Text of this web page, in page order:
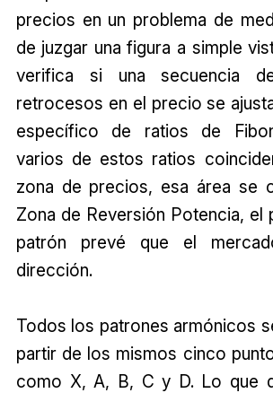
precios en un problema de
de juzgar una figura a simple
verifica si una secuencia
retrocesos en el precio se
específico de ratios de
varios de estos ratios
zona de precios, esa área se
Zona de Reversión Potencia, el
patrón prevé que el
dirección.
Todos los patrones armónicos
partir de los mismos cinco
como X, A, B, C y D. Lo que